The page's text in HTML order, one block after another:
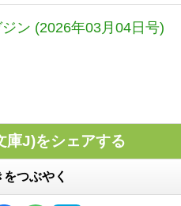
ン (2026年03月04日号)
庫J)をシェアする
つぶやく